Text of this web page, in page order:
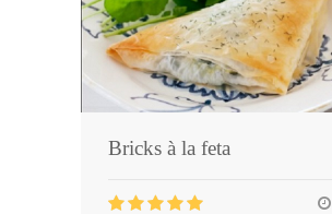
Bricks à la feta